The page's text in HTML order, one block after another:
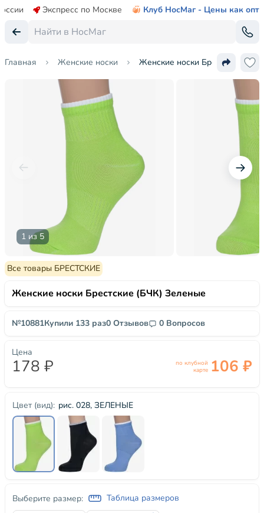
Экспресс по Москве Клуб НосМаг - Цены как опт
Главная Женские носки Женские носки Брестские (БЧК)
1 из 5
Все товары БРЕСТСКИЕ
Женские носки Брестские (БЧК) Зеленые
№10881Купили 133 раз0 Отзывов 0 Вопросов
Цвет (вид): рис. 028, ЗЕЛЕНЫЕ
Выберите размер: Таблица размеров
Цена
178 ₽
по клубной
карте 106 ₽